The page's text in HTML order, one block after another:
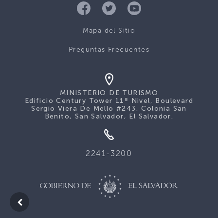
Mapa del Sitio
Preguntas Frecuentes
MINISTERIO DE TURISMO
Edificio Century Tower 11º Nivel, Boulevard
Sergio Viera De Mello #243, Colonia San
Benito, San Salvador, El Salvador.
2241-3200